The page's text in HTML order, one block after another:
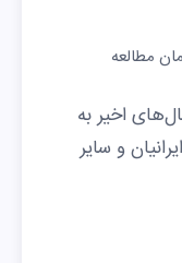
مطالعه
اخیر به
و سایر